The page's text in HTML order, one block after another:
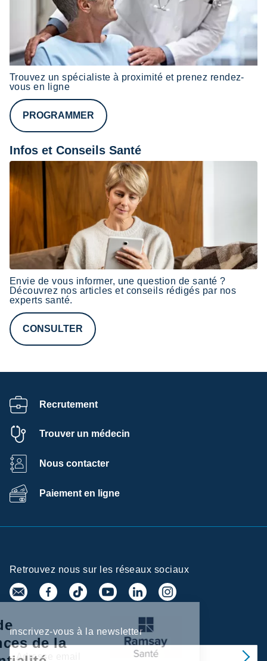
Trouvez un spécialiste à proximité et prenez rendez-
vous en ligne
PROGRAMMER
Infos et Conseils Santé
Envie de vous informer, une question de santé ?
Découvrez nos articleset conseils rédigés par nos
experts santé.
CONSULTER
Recrutement
Trouver un médecin
Nous contacter
Paiement en ligne
Retrouvez nous sur les réseaux sociaux
Inscrivez-vous à la newsletter
Centre de
préférences de la